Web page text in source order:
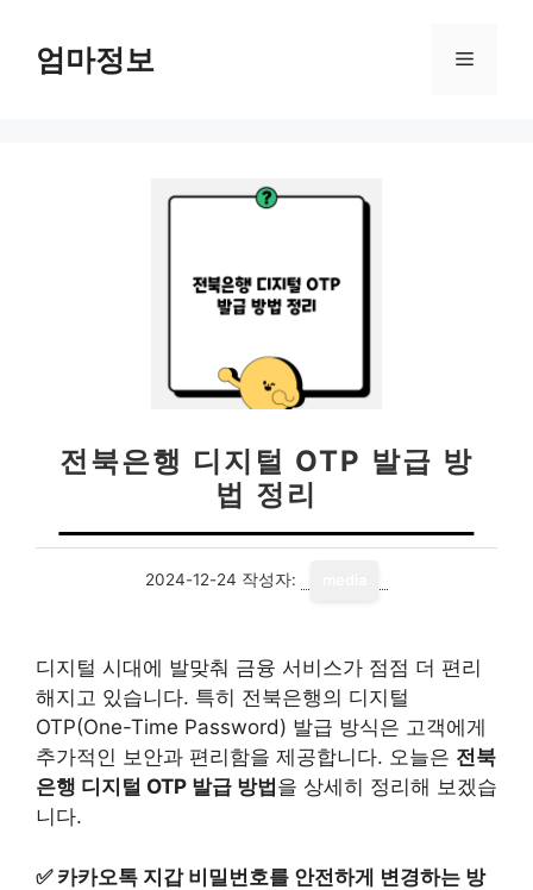
엄마정보 메
전북은행 디지털 OTP 발급 방
법 정리
2024-12-24 작성자:
디지털 시대에 발맞춰 금융 서비스가 점점 더 편리
해지고 있습니다. 특히 전북은행의 디지털
OTP(One-Time Password) 발급 방식은 고객에게
추가적인 보안과 편리함을 제공합니다. 오늘은 전북
은행 디지털 OTP 발급 방법 을 상세히 정리해 보겠습
니다.
✅ 카카오톡 지갑 비밀번호를 안전하게 변경하는 방